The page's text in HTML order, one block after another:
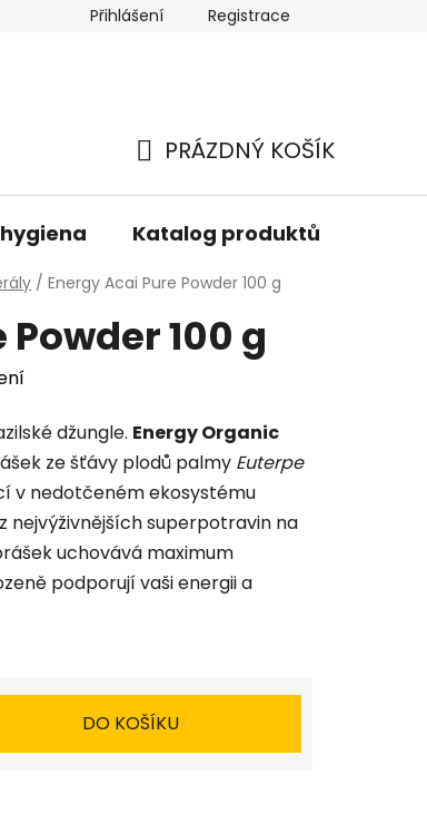
Přihlášení Registrace
KOŠÍK
PRÁZDNÝ KOŠÍK
Katalog produktů
/ Energy Acai Pure Powder 100 g
100 g
džungle. Energy Organic
ze šťávy plodů palmy Euterpe
v nedotčeném ekosystému
nejvýživnějších superpotravin na
uchovává maximum
podporují vaši energii a
DO KOŠÍKU